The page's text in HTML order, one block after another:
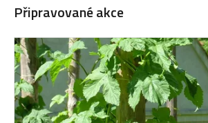
Připravované akce